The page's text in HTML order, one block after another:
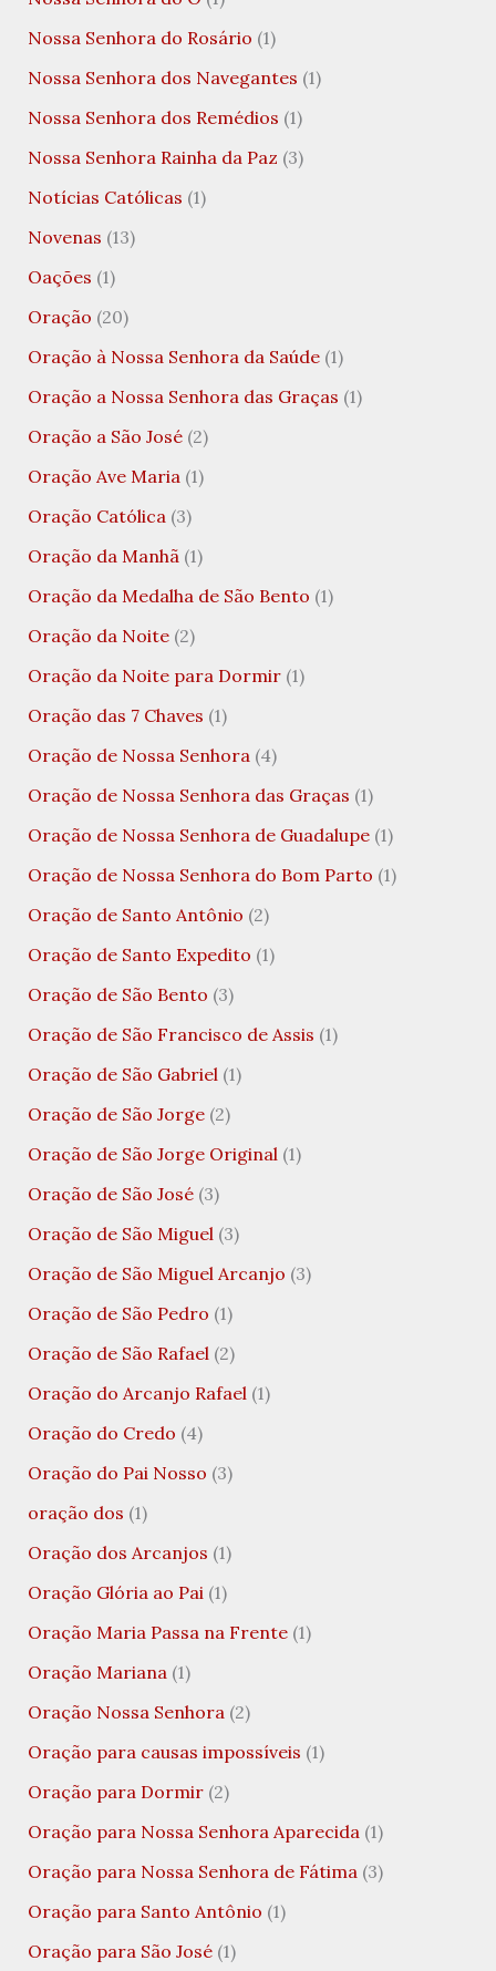
Nossa Senhora do Rosário (1)
Nossa Senhora dos Navegantes (1)
Nossa Senhora dos Remédios (1)
Nossa Senhora Rainha da Paz (3)
Notícias Católicas (1)
Novenas (13)
Oações (1)
Oração (20)
Oração à Nossa Senhora da Saúde(1)
Oração a Nossa Senhora das Graças (1)
Oração a São José(2)
Oração Ave Maria(1)
Oração Católica(3)
Oração da Manhã(1)
Oração da Medalha de São Bento (1)
Oração da Noite(2)
Oração da Noite para Dormir(1)
Oração das 7 Chaves (1)
Oração de Nossa Senhora(4)
Oração de Nossa Senhora das Graças (1)
Oração de Nossa Senhora de Guadalupe(1)
Oração de Nossa Senhora do Bom Parto (1)
Oração de Santo Antônio (2)
Oração de Santo Expedito (1)
Oração de São Bento (3)
Oração de São Francisco de Assis (1)
Oração de São Gabriel(1)
Oração de São Jorge(2)
Oração de São Jorge Original(1)
Oração de São José(3)
Oração de São Miguel(3)
Oração de São Miguel Arcanjo (3)
Oração de São Pedro (1)
Oração de São Rafael(2)
Oração do Arcanjo Rafael(1)
Oração do Credo (4)
Oração do Pai Nosso (3)
oração dos (1)
Oração dos Arcanjos (1)
Oração Glória ao Pai(1)
Oração Maria Passa na Frente(1)
Oração Mariana(1)
Oração Nossa Senhora(2)
Oração para causas impossíveis (1)
Oração para Dormir(2)
Oração para Nossa Senhora Aparecida(1)
Oração para Nossa Senhora de Fátima(3)
Oração para Santo Antônio (1)
Oração para São José(1)